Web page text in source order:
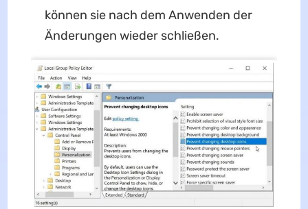
können sie nach dem Anwenden der
Änderungen wieder schließen.